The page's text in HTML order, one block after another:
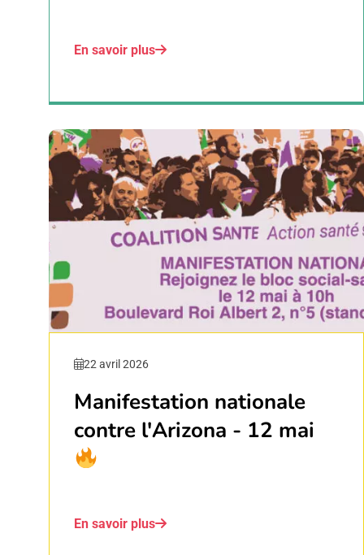
En savoir plus
22 avril 2026
Manifestation nationale
contre l'Arizona - 12 mai
En savoir plus